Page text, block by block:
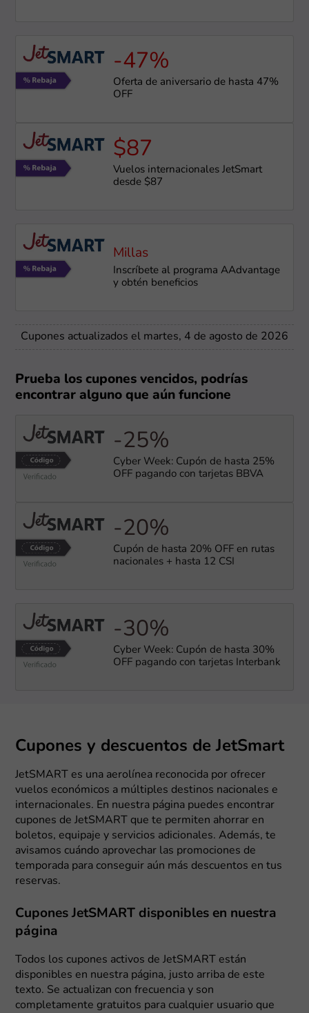
-47%
Oferta de aniversario de hasta 47%
OFF
$87
Vuelos internacionales JetSmart
desde $87
Millas
Inscríbete al programa AAdvantage
y obtén beneficios
Cupones actualizados el martes, 4 de agosto de 2026
Prueba los cupones vencidos, podrías
encontrar alguno que aún funcione
-25%
Cyber Week: Cupón de hasta 25%
OFF pagando con tarjetas BBVA
-20%
Cupón de hasta 20% OFF en rutas
nacionales + hasta 12 CSI
-30%
Cyber Week: Cupón de hasta 30%
OFF pagando con tarjetas Interbank
Cupones y descuentos de JetSmart
JetSMART es una aerolínea reconocida por ofrecer
vuelos económicos a múltiples destinos nacionales e
internacionales. En nuestra página puedes encontrar
cupones de JetSMART que te permiten ahorrar en
boletos, equipaje y servicios adicionales. Además, te
avisamos cuándo aprovechar las promociones de
temporada para conseguir aún más descuentos en tus
reservas.
Cupones JetSMART disponibles en nuestra
página
Todos los cupones activos de JetSMART están
disponibles en nuestra página, justo arriba de este
texto. Se actualizan con frecuencia y son
completamente gratuitos para cualquier usuario que